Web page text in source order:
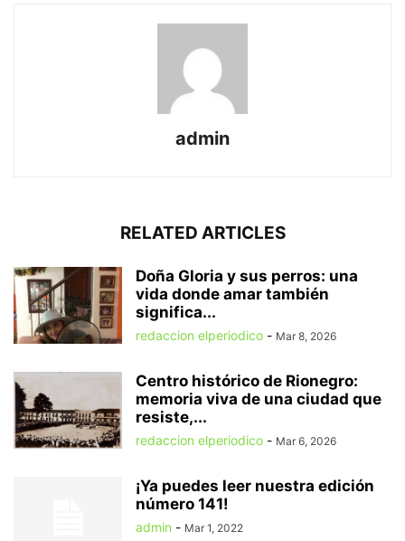
admin
RELATED ARTICLES
Doña Gloria y sus perros: una
vida donde amar también
significa...
redaccion elperiodico - Mar 8, 2026
Centro histórico de Rionegro:
memoria viva de una ciudad que
resiste,...
redaccion elperiodico - Mar 6, 2026
¡Ya puedes leer nuestra edición
número 141!
admin - Mar 1, 2022